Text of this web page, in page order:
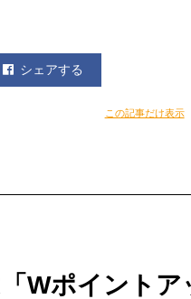
〜オレ！
シェアする
この記事だけ表示
Wポイントア